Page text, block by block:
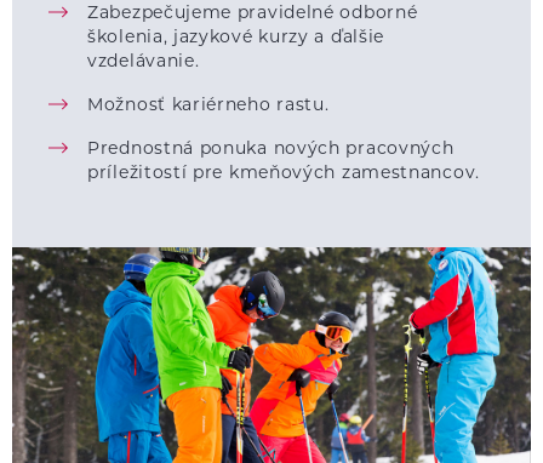
Zabezpečujeme pravidelné odborné
školenia, jazykové kurzy a ďalšie
vzdelávanie.
Možnosť kariérneho rastu.
Prednostná ponuka nových pracovných
príležitostí pre kmeňových zamestnancov.